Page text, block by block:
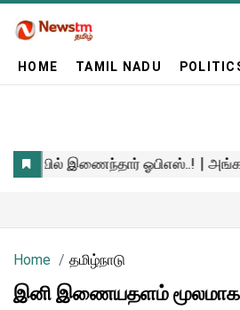
HOME TAMIL NADU
Home தமிழ்நாடு
இனி இணையதளம் மூலமாக